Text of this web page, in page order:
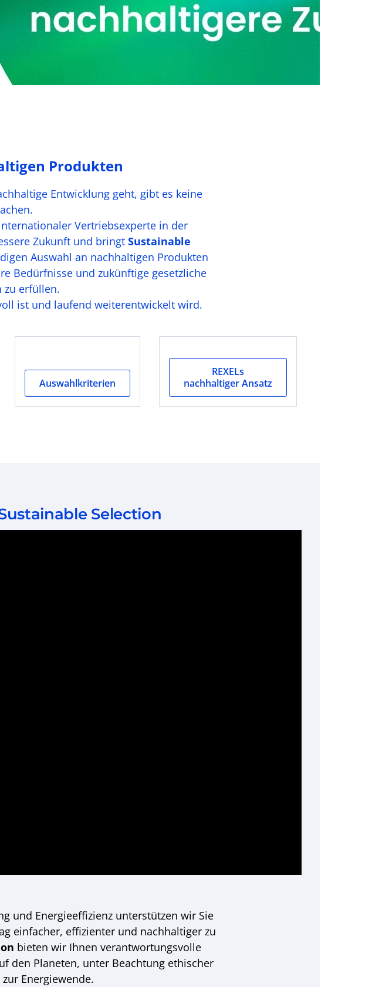
Produkten
Entwicklung geht, gibt es keine
Vertriebsexperte in der
Zukunft und bringt Sustainable
Auswahl an nachhaltigen Produkten
Bedürfnisse und zukünftige gesetzliche
zu erfüllen.
ist und laufend weiterentwickelt wird.
Auswahlkriterien
REXELs
nachhaltiger Ansatz
Selection
und Energieeffizienz unterstützen wir Sie
einfacher, effizienter und nachhaltiger zu
bieten wir Ihnen verantwortungsvolle
den Planeten, unter Beachtung ethischer
Energiewende.